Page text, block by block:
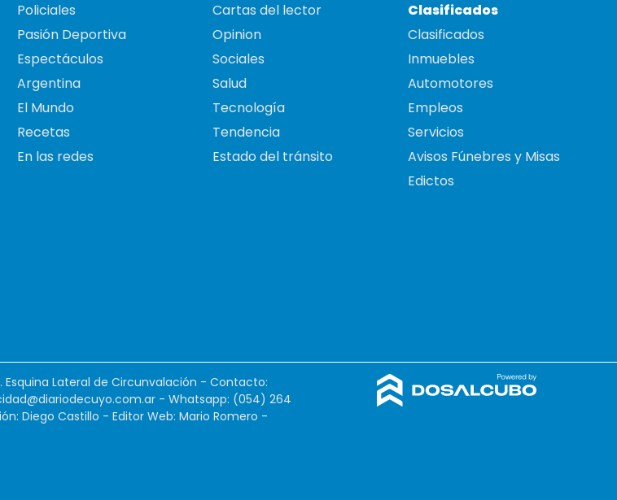
Policiales
Pasión Deportiva
Espectáculos
Argentina
El Mundo
Recetas
En las redes
Cartas del lector
Opinion
Sociales
Salud
Tecnología
Tendencia
Estado del tránsito
Clasificados
Clasificados
Inmuebles
Automotores
Empleos
Servicios
Avisos Fúnebres y Misas
Edictos
Esquina Lateral de Circunvalación - Contacto:
- Whatsapp: (054) 264
Diego Castillo - Editor Web: Mario Romero -